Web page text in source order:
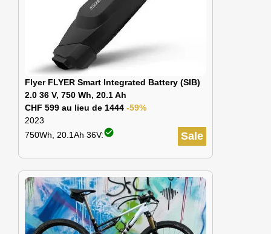
Flyer FLYER Smart Integrated Battery (SIB)
2.0 36 V, 750 Wh, 20.1 Ah
CHF 599 au lieu de 1444 -59%
2023
Sale
750Wh, 20.1Ah 36V:check_circle